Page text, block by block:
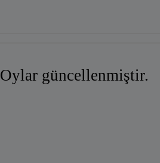
Oylar güncellenmiştir.